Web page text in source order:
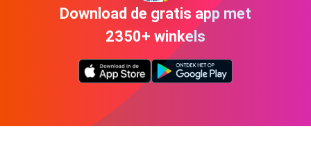
Download de gratis app met
2350+ winkels